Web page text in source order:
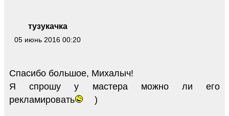
тузукачка
05 июнь 2016 00:20
Спасибо большое, Михалыч!
Я спрошу у мастера можно ли его
рекламировать
)